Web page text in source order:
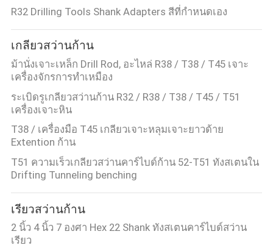
R32 Drilling Tools Shank Adapters สีที่กำหนดเอง
เกลียวสว่านก้าน
ม้านั่งเจาะเหล็ก Drill Rod, อะไหล่ R38 / T38 / T45 เจาะ
เครื่องจักรการทำเหมือง
ระเบิดรูเกลียวสว่านก้าน R32 / R38 / T38 / T45 / T51
เครื่องเจาะหิน
T38 / เครื่องมือ T45 เกลียวเจาะหลุมเจาะยาวด้าย
Extention ก้าน
T51 ความเร็วเกลียวสว่านคาร์ไบด์ก้าน 52-T51 ทังสเตนใน
Drifting Tunneling benching
เรียวสว่านก้าน
2 นิ้ว 4 นิ้ว 7 องศา Hex 22 Shank ทังสเตนคาร์ไบด์สว่าน
เรียว